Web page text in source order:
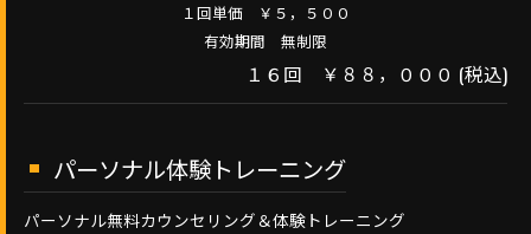
１回単価 ￥５，５００
有効期間 無制限
１６回 ￥８８，０００ (税込)
パーソナル体験トレーニング
パーソナル無料カウンセリング＆体験トレーニング